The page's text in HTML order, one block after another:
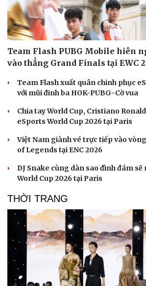
Văn hóa
Sân khấu - Điện ảnh
Văn học
Giải trí
Nghệ sĩ
Thời
Team Flash PUBG Mobile hiên
vào thẳng Grand Finals tại EWC
Team Flash xuất quân chinh phục
với mũi đinh ba HOK-PUBG-Cờ vua
Chia tay World Cup, Cristiano
eSports World Cup 2026 tại Paris
Việt Nam giành vé trực tiếp vào
of Legends tại ENC 2026
DJ Snake cùng dàn sao đình đám
World Cup 2026 tại Paris
THỜI TRANG